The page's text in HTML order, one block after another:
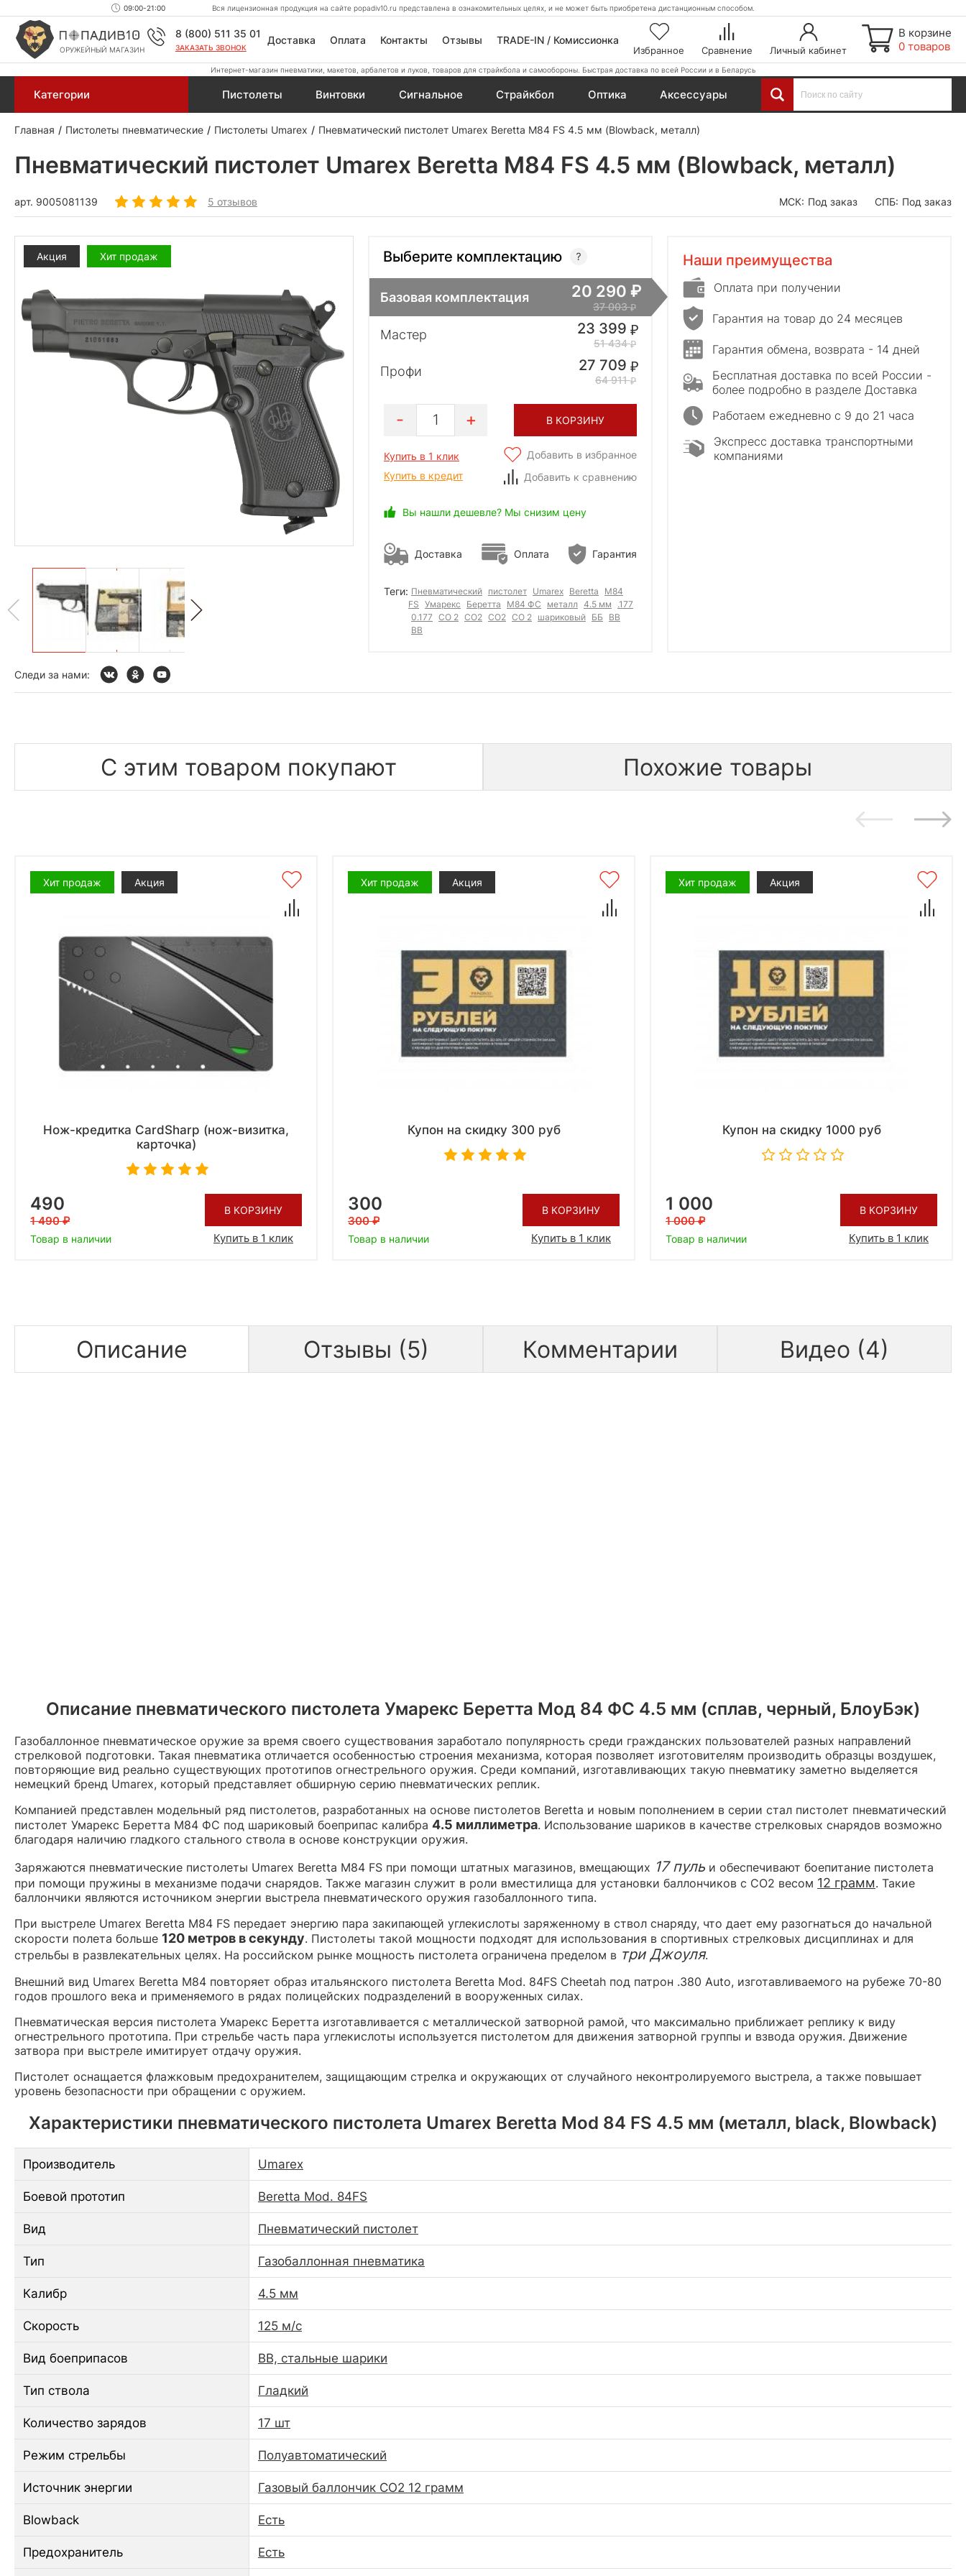
09:00-21:00 Вся лицензионная продукция на сайте popadiv10.ru представлена в ознакомительных целях, и не может быть приобретена дистанционным способом.
ОРУЖЕЙНЫЙ МАГАЗИН
8 (800) 511 35 01
ЗАКАЗАТЬ ЗВОНОК
Доставка Оплата Контакты Отзывы TRADE-IN / Комиссионка
Избранное Сравнение Личный кабинет
В корзине
0 товаров
Интернет-магазин пневматики, макетов, арбалетов и луков, товаров для страйкбола и самообороны. Быстрая доставка по всей России и в Беларусь
Категории Пистолеты Винтовки Сигнальное Страйкбол Оптика Аксессуары
Главная Пистолеты пневматические Пистолеты Umarex Пневматический пистолет Umarex Beretta M84 FS 4.5 мм (Blowback, металл)
Пневматический пистолет Umarex Beretta M84 FS 4.5 мм (Blowback, металл)
арт. 9005081139 5 отзывов МСК: Под заказ СПБ: Под заказ
Акция Хит продаж Выберите комплектацию
Базовая комплектация 20 290
37 003
Мастер 23 399
51 434
Профи 27 709
64 911
1 В КОРЗИНУ
Купить в 1 клик
Купить в кредит
Добавить в избранное
Добавить к сравнению
Вы нашли дешевле? Мы снизим цену
Доставка Оплата Гарантия
Теги: Пневматический пистолет Umarex Beretta
M84
FS Умарекс Беретта М84 ФС металл 4.5 мм
.177
0.177 СО 2 СО2 CO2 CO 2 шариковый ББ ВВ
BB
Наши преимущества
Оплата при получении
Гарантия на товар до 24 месяцев
Гарантия обмена, возврата - 14 дней
Бесплатная доставка по всей России -
более подробно в разделе Доставка
Работаем ежедневно с 9 до 21 часа
Экспресс доставка транспортными
компаниями
Следи за нами:
С этим товаром покупают Похожие товары
Хит продаж Акция
Нож-кредитка CardSharp (нож-визитка,
карточка)
490
1 490
Товар в наличии
В КОРЗИНУ
Купить в 1 клик
Хит продаж Акция
Купон на скидку 300 руб
300
300
Товар в наличии
В КОРЗИНУ
Купить в 1 клик
Хит продаж Акция
Купон на скидку 1000 руб
1 000
1 000
Товар в наличии
В КОРЗИНУ
Купить в 1 клик
Описание Отзывы (5) Комментарии Видео (4)
Описание пневматического пистолета Умарекс Беретта Мод 84 ФС 4.5 мм (сплав, черный, БлоуБэк)
Газобаллонное пневматическое оружие за время своего существования заработало популярность среди гражданских пользователей разных направлений
стрелковой подготовки. Такая пневматика отличается особенностью строения механизма, которая позволяет изготовителям производить образцы воздушек,
повторяющие вид реально существующих прототипов огнестрельного оружия. Среди компаний, изготавливающих такую пневматику заметно выделяется
немецкий бренд Umarex, который представляет обширную серию пневматических реплик.
Компанией представлен модельный ряд пистолетов, разработанных на основе пистолетов Beretta и новым пополнением в серии стал пистолет пневматический
пистолет Умарекс Беретта М84 ФС под шариковый боеприпас калибра 4.5 миллиметра. Использование шариков в качестве стрелковых снарядов возможно
благодаря наличию гладкого стального ствола в основе конструкции оружия.
Заряжаются пневматические пистолеты Umarex Beretta M84 FS при помощи штатных магазинов, вмещающих 17 пуль и обеспечивают боепитание пистолета
при помощи пружины в механизме подачи снарядов. Также магазин служит в роли вместилища для установки баллончиков с CO2 весом 12 грамм. Такие
баллончики являются источником энергии выстрела пневматического оружия газобаллонного типа.
При выстреле Umarex Beretta M84 FS передает энергию пара закипающей углекислоты заряженному в ствол снаряду, что дает ему разогнаться до начальной
скорости полета больше 120 метров в секунду. Пистолеты такой мощности подходят для использования в спортивных стрелковых дисциплинах и для
стрельбы в развлекательных целях. На российском рынке мощность пистолета ограничена пределом в три Джоуля.
Внешний вид Umarex Beretta M84 повторяет образ итальянского пистолета Beretta Mod. 84FS Cheetah под патрон .380 Auto, изготавливаемого на рубеже 70-80
годов прошлого века и применяемого в рядах полицейских подразделений в вооруженных силах.
Пневматическая версия пистолета Умарекс Беретта изготавливается с металлической затворной рамой, что максимально приближает реплику к виду
огнестрельного прототипа. При стрельбе часть пара углекислоты используется пистолетом для движения затворной группы и взвода оружия. Движение
затвора при выстреле имитирует отдачу оружия.
Пистолет оснащается флажковым предохранителем, защищающим стрелка и окружающих от случайного неконтролируемого выстрела, а также повышает
уровень безопасности при обращении с оружием.
Характеристики пневматического пистолета Umarex Beretta Mod 84 FS 4.5 мм (металл, black, Blowback)
Производитель Umarex
Боевой прототип Beretta Mod. 84FS
Вид Пневматический пистолет
Тип Газобаллонная пневматика
Калибр 4.5 мм
Скорость 125 м/с
Вид боеприпасов ВВ, стальные шарики
Тип ствола Гладкий
Количество зарядов 17 шт
Режим стрельбы Полуавтоматический
Источник энергии Газовый баллончик CO2 12 грамм
Blowback Есть
Предохранитель Есть